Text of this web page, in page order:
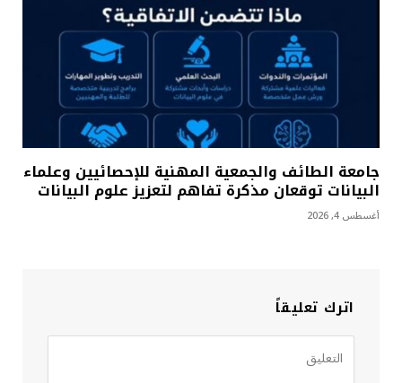
جامعة الطائف والجمعية المهنية للإحصائيين وعلماء
البيانات توقعان مذكرة تفاهم لتعزيز علوم البيانات
أغسطس 4, 2026
اترك تعليقاً